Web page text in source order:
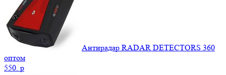
Антирадар RADAR DETECTORS 360
оптом
550. p